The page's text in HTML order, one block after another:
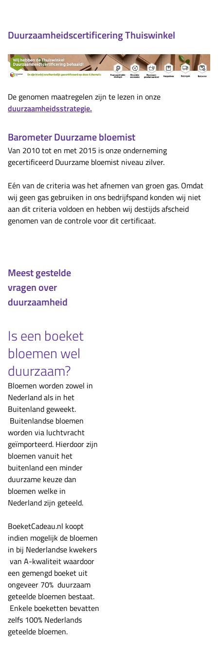
Duurzaamheidscertificering Thuiswinkel
De genomen maatregelen zijn te lezen in onze
duurzaamheidsstrategie.
Barometer Duurzame bloemist
Van 2010 tot en met 2015 is onze onderneming
gecertificeerd Duurzame bloemist niveau zilver.
Eén van de criteria was het afnemen van groen gas. Omdat
wij geen gas gebruiken in ons bedrijfspand konden wij niet
aan dit criteria voldoen en hebben wij destijds afscheid
genomen van de controle voor dit certificaat.
Meest gestelde
vragen over
duurzaamheid
Is een boeket
bloemen wel
duurzaam?
Bloemen worden zowel in
Nederland als in het
Buitenland geweekt.
Buitenlandse bloemen
worden via luchtvracht
geïmporteerd. Hierdoor zijn
bloemen vanuit het
buitenland een minder
duurzame keuze dan
bloemen welke in
Nederland zijn geteeld.
BoeketCadeau.nl koopt
indien mogelijk de bloemen
in bij Nederlandse kwekers
van A-kwaliteit waardoor
een gemengd boeket uit
ongeveer 70% duurzaam
geteelde bloemen bestaat.
Enkele boeketten bevatten
zelfs 100% Nederlands
geteelde bloemen.